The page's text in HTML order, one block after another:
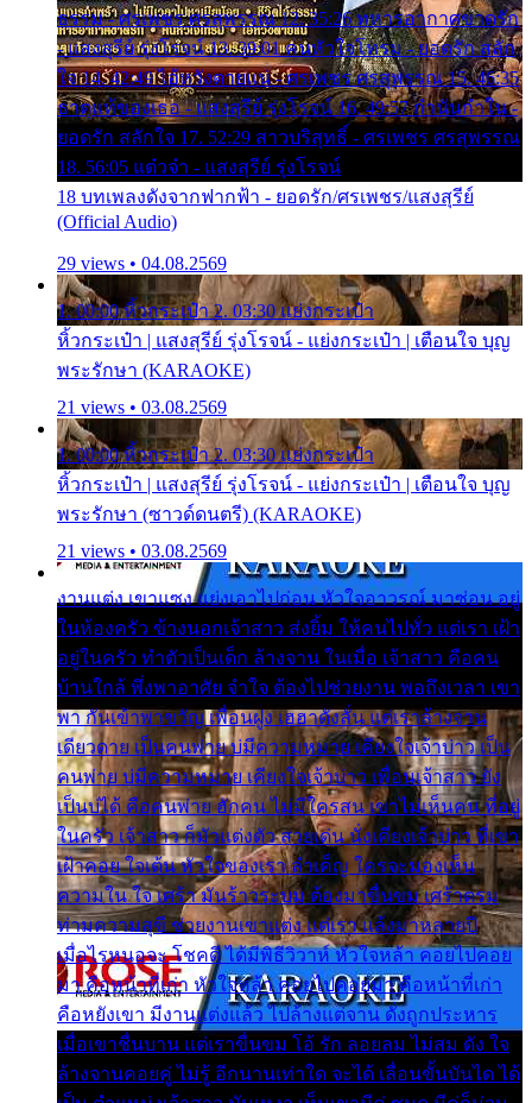
ธรรม - ศรเพชร ศรสุพรรณ 12. 35:26 ทหารอากาศขาดรัก
- แสงสุรีย์ รุ่งโรจน์ 13. 39:01 คนหัวใจโทรม - ยอดรัก สลัก
ใจ 14. 42:49 ไอ้หวังตายแน่ - ศรเพชร ศรสุพรรณ 15. 46:35
ธาตุแท้ของเธอ - แสงสุรีย์ รุ่งโรจน์ 16. 49:57 กำนันกำใน -
ยอดรัก สลักใจ 17. 52:29 สาวบริสุทธิ์ - ศรเพชร ศรสุพรรณ
18. 56:05 แต๋วจ๋า - แสงสุรีย์ รุ่งโรจน์
18 บทเพลงดังจากฟากฟ้า - ยอดรัก/ศรเพชร/แสงสุรีย์
(Official Audio)
29 views • 04.08.2569
1. 00:00 หิ้วกระเป๋า 2. 03:30 แย่งกระเป๋า
หิ้วกระเป๋า | แสงสุรีย์ รุ่งโรจน์ - แย่งกระเป๋า | เตือนใจ บุญ
พระรักษา (KARAOKE)
21 views • 03.08.2569
1. 00:00 หิ้วกระเป๋า 2. 03:30 แย่งกระเป๋า
หิ้วกระเป๋า | แสงสุรีย์ รุ่งโรจน์ - แย่งกระเป๋า | เตือนใจ บุญ
พระรักษา (ซาวด์ดนตรี) (KARAOKE)
21 views • 03.08.2569
งานแต่ง เขาแซง แย่งเอาไปก่อน หัวใจอาวรณ์ มาซ่อน อยู่
ในห้องครัว ข้างนอกเจ้าสาว ส่งยิ้ม ให้คนไปทั่ว แต่เรา เฝ้า
อยู่ในครัว ทำตัวเป็นเด็ก ล้างจาน ในเมื่อ เจ้าสาว คือคน
บ้านใกล้ พึ่งพาอาศัย จำใจ ต้องไปช่วยงาน พอถึงเวลา เขา
พา กันเข้าพาขวัญ เพื่อนฝูง เฮฮาดังลั่น แต่เราล้างจาน
เดียวดาย เป็นคนพ่าย บ่มีความหมาย เคียงใจเจ้าบ่าว เป็น
คนพ่าย บ่มีความหมาย เคียงใจเจ้าบ่าว เพื่อนเจ้าสาว ยัง
เป็นบ่ได้ คือคนพ่าย ฮักคน ไม่มีใครสน เขาไม่เห็นคน ที่อยู่
ในครัว เจ้าสาว ก็มัวแต่งตัว สวยเด่น นั่งเคียงเจ้าบ่าว ที่เขา
เฝ้าคอย ใจเต้น หัวใจของเรา ลำเค็ญ ใครจะมองเห็น
ความใน ใจ เศร้า มันร้าวระบม ต้องมาขื่นขม เศร้าตรม
ท่ามความสุขี ช่วยงานเขาแต่ง แต่เรา แล้งมาหลายปี
เมื่อไรหนอจะ โชคดี ได้มีพิธีวิวาห์ หัวใจหล้า คอยไปคอย
มา คือหน้าที่เก่า หัวใจหล้า คอยไปคอยมา คือหน้าที่เก่า
คือหยังเขา มีงานแต่งแล้ว ไปล้างแต่จาน ดั่งถูกประหาร
เมื่อเขาชื่นบาน แต่เราขื่นขม โอ้ รัก ลอยลม ไม่สม ดัง ใจ
ล้างจานคอยคู่ ไม่รู้ อีกนานเท่าใด จะได้ เลื่อนขั้นบันได ได้